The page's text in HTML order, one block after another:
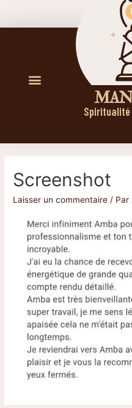
M A N
Spiritualité
Screenshot
Laisser un commentaire / Par